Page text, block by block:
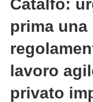
Catalfo:
prima una
lavoro
privato